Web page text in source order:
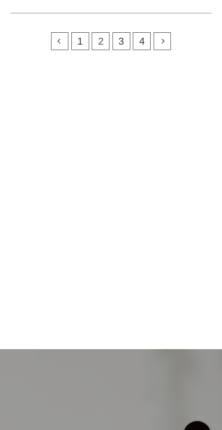
1 2 3 4